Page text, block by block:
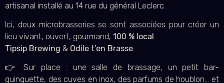
artisanal installé au 14 rue du général Leclerc.
Ici, deux microbrasseries se sont associées pour créer un
lieu vivant, ouvert, gourmand, 100 % local :
Tipsip Brewing & Odile t’en Brasse.
👉 Sur place : une salle de brassage, un petit bar-
guinguette, des cuves en inox, des parfums de houblon… et